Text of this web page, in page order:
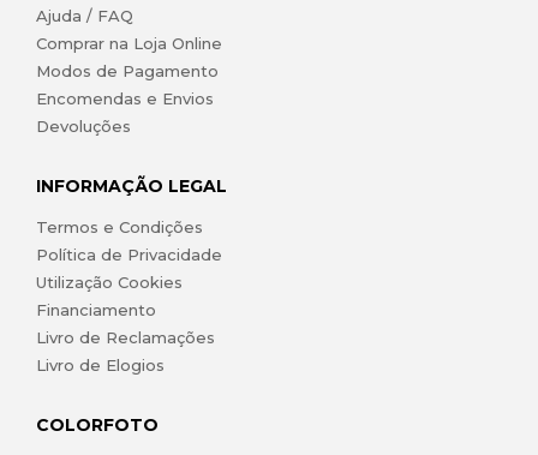
Ajuda / FAQ
Comprar na Loja Online
Modos de Pagamento
Encomendas e Envios
Devoluções
INFORMAÇÃO LEGAL
Termos e Condições
Política de Privacidade
Utilização Cookies
Financiamento
Livro de Reclamações
Livro de Elogios
COLORFOTO